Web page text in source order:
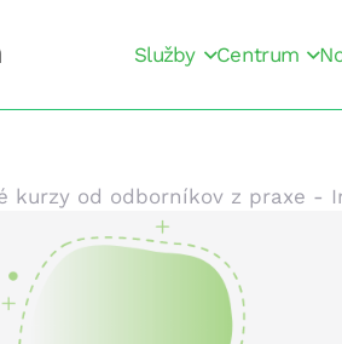
Služby Centrum
kurzy od odborníkov z praxe -